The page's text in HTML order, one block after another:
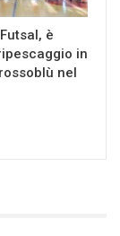
è
in
nel